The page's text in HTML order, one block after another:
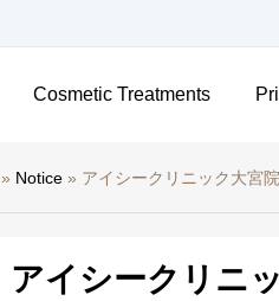
Cosmetic Treatments
» Notice » アイシークリニック大宮
アイシークリニ